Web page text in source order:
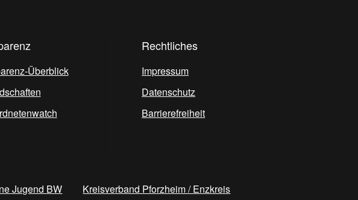
Überblick
Rechtliches
Impressum
Datenschutz
Barrierefreiheit
Jugend BW Kreisverband Pforzheim / Enzkreis